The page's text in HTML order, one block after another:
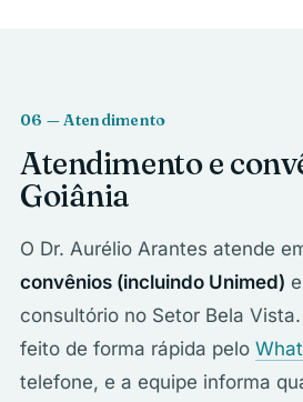
06 — Atendimento
Atendimento e
Goiânia
O Dr. Aurélio Arantes atende
convênios (incluindo Unimed)
consultório no Setor Bela
feito de forma rápida pelo
telefone, e a equipe informa